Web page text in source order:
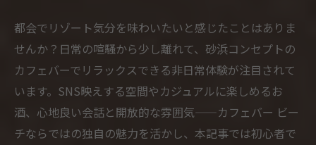
都会でリゾート気分を味わいたいと感じたことはありま
せんか？日常の喧騒から少し離れて、砂浜コンセプトの
カフェバーでリラックスできる非日常体験が注目されて
います。SNS映えする空間やカジュアルに楽しめるお
酒、心地良い会話と開放的な雰囲気——カフェバー ビー
チならではの独自の魅力を活かし、本記事では初心者で